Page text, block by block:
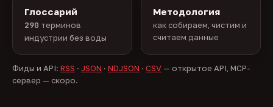
Глоссарий
290 терминов
индустрии без воды
Методология
как собираем, чистим и
считаем данные
Фиды и API: RSS · JSON · NDJSON · CSV — открытое API, MCP-
сервер — скоро.